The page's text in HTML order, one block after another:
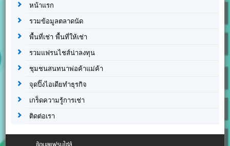
หน้าแรก
รวมข้อมูลตลาดนัด
พื้นที่เช่า พื้นที่ให้เช่า
รวมแฟรนไชส์น่าลงทุน
ชุมชนสนทนาพ่อค้าแม่ค้า
จุดปิ๊งไอเดียทำธุรกิจ
เกร็ดความรู้การเช่า
ติดต่อเรา